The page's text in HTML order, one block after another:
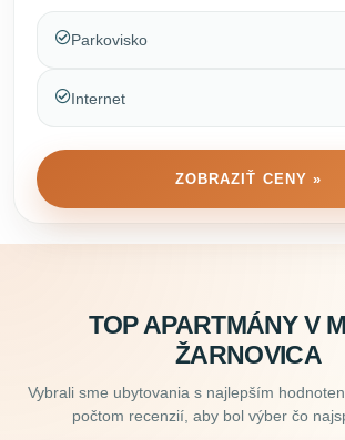
Parkovisko
Internet
ZOBRAZIŤ CENY »
TOP APARTMÁNY V
ŽARNOVICA
Vybrali sme ubytovania s najlepším
počtom recenzií, aby bol výber čo